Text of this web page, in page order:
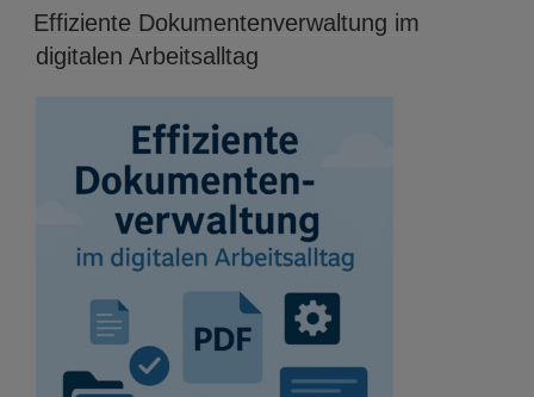
AM
Effiziente Dokumentenverwaltung im
digitalen Arbeitsalltag